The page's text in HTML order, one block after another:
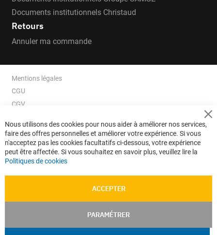
Documents institutionnels Christaud
Retours
Annuler ma commande
Mentions légales
CGU
CGV
Données personnelles
Confidentialité
Plan du site
Nous utilisons des cookies pour nous aider à améliorer nos services,
faire des offres personnelles et améliorer votre expérience. Si vous
n'acceptez pas les cookies facultatifs ci-dessous, votre expérience
peut être affectée. Si vous souhaitez en savoir plus, veuillez lire la
Politiques de cookies
ACCEPTER
PARAMÉTRER